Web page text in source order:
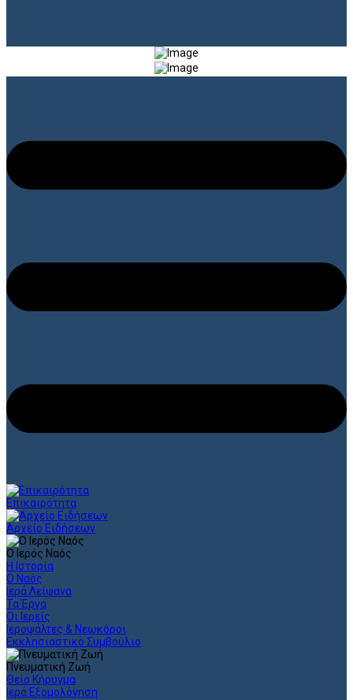
Επικαιρότητα
Αρχείο Ειδήσεων
Ο Ιερός Ναός
Η Ιστορία
Ο Ναός
Ιερά Λείψανα
Τα Έργα
Οι Ιερείς
Ιεροψάλτες & Νεωκόροι
Εκκλησιαστικό Συμβούλιο
Πνευματική Ζωή
Θείο Κήρυγμα
Ιερά Εξομολόγηση